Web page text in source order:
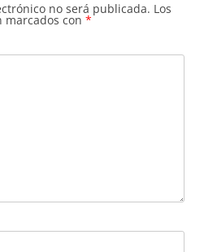
no será publicada. Los
marcados con *